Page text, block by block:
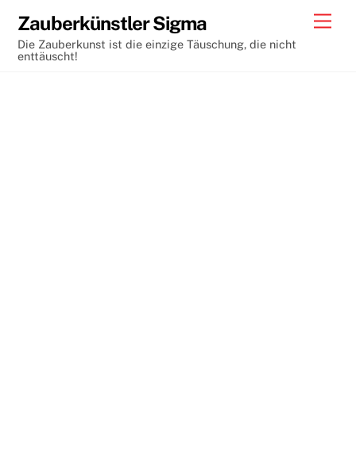
content
Zauberkünstler Sigma
Die Zauberkunst ist die einzige Täuschung, die nicht
enttäuscht!